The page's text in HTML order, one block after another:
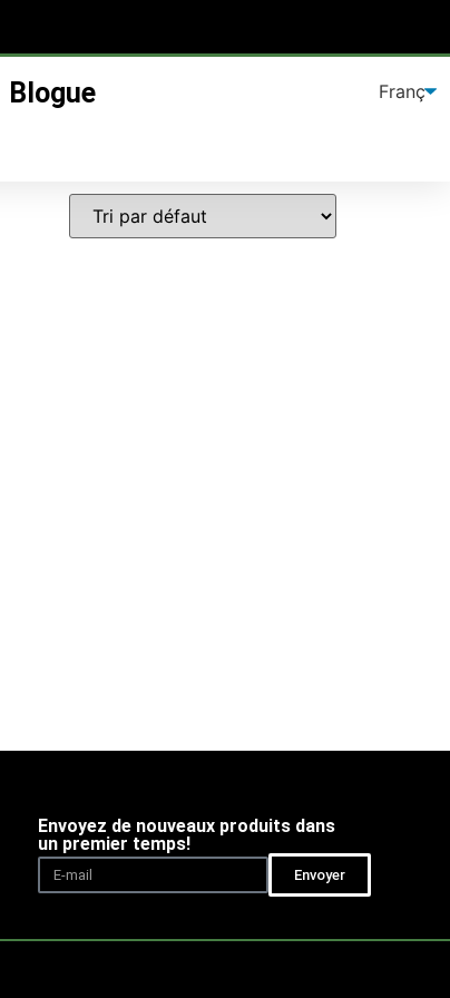
Blogue
Envoyez de nouveaux produits dans
un premier temps!
Envoyer